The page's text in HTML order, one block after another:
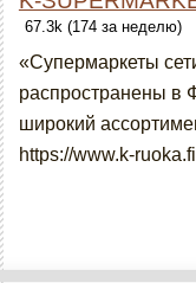
67.3k (174 за неделю)
«Супермаркеты
распространены в
широкий
https://www.k-